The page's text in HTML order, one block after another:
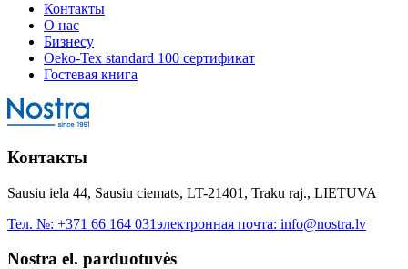
Контакты
О нас
Бизнесу
Oeko-Tex standard 100 сертификат
Гостевая книга
Контакты
Sausiu iela 44, Sausiu ciemats, LT-21401, Traku raj., LIETUVA
Тел. №: +371 66 164 031электронная почта: info@nostra.lv
Nostra el. parduotuvės